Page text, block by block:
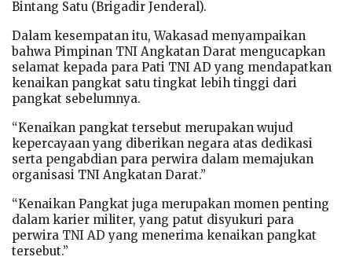
Bintang Satu (Brigadir Jenderal).
Dalam kesempatan itu, Wakasad menyampaikan
bahwa Pimpinan TNI Angkatan Darat mengucapkan
selamat kepada para Pati TNI AD yang mendapatkan
kenaikan pangkat satu tingkat lebih tinggi dari
pangkat sebelumnya.
“Kenaikan pangkat tersebut merupakan wujud
kepercayaan yang diberikan negara atas dedikasi
serta pengabdian para perwira dalam memajukan
organisasi TNI Angkatan Darat.”
“Kenaikan Pangkat juga merupakan momen penting
dalam karier militer, yang patut disyukuri para
perwira TNI AD yang menerima kenaikan pangkat
tersebut.”